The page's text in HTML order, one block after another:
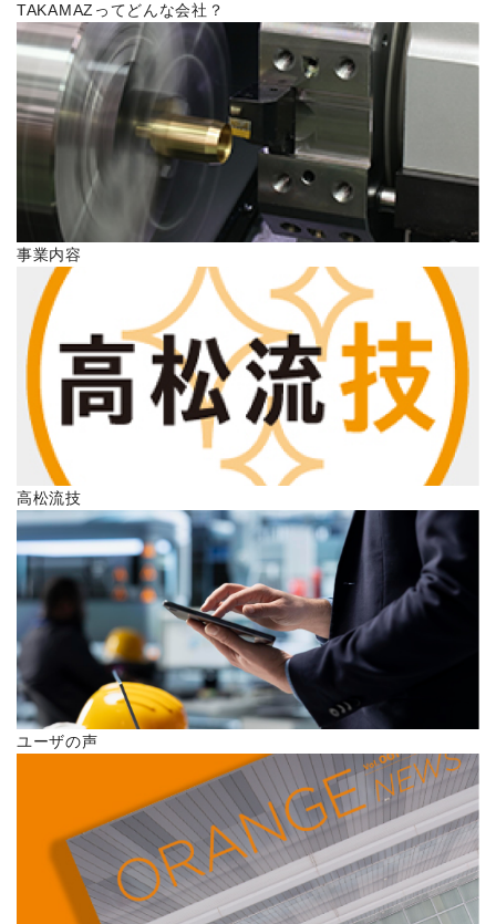
当社のセキュリティへの取り組み
プライバシーポリシー
ENGLISH
TAKAMAZってどんな会社？
事業内容
高松流技
ユーザの声